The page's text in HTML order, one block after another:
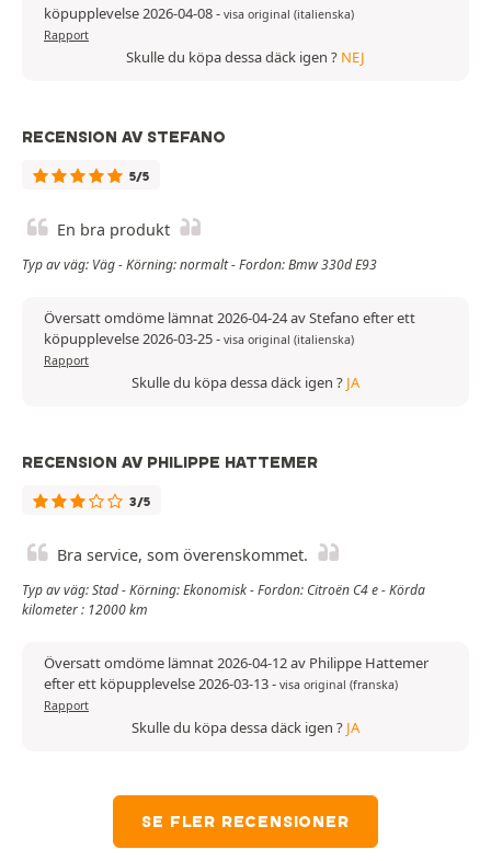
köpupplevelse 2026-04-08- visa original (italienska)
Rapport
Skulle du köpa dessa däck igen ? NEJ
RECENSION AV STEFANO
5/5
En bra produkt
Typ av väg: Väg - Körning: normalt - Fordon: Bmw 330d E93
Översatt omdöme lämnat 2026-04-24 av Stefano efter ett
köpupplevelse 2026-03-25- visa original (italienska)
Rapport
Skulle du köpa dessa däck igen ? JA
RECENSION AV PHILIPPE HATTEMER
3/5
Bra service, som överenskommet.
Typ av väg: Stad - Körning: Ekonomisk - Fordon: Citroën C4 e - Körda
kilometer : 12000 km
Översatt omdöme lämnat 2026-04-12 av Philippe Hattemer
efter ett köpupplevelse 2026-03-13- visa original (franska)
Rapport
Skulle du köpa dessa däck igen ? JA
SE FLER RECENSIONER